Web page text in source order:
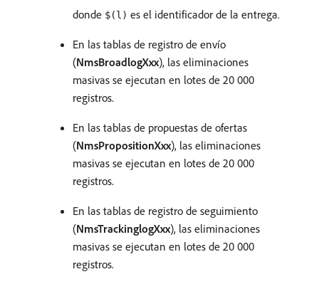
donde $(l) es el identificador de la entrega.
En las tablas de registro de envío
(NmsBroadlogXxx), las eliminaciones
masivas se ejecutan en lotes de 20 000
registros.
En las tablas de propuestas de ofertas
(NmsPropositionXxx), las eliminaciones
masivas se ejecutan en lotes de 20 000
registros.
En las tablas de registro de seguimiento
(NmsTrackinglogXxx), las eliminaciones
masivas se ejecutan en lotes de 20 000
registros.